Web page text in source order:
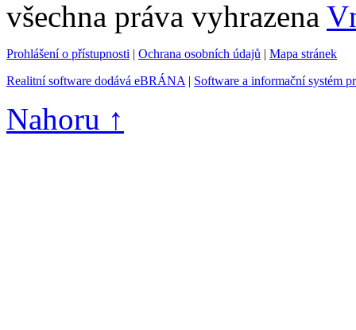
všechna práva vyhrazena
Prohlášení o přístupnosti | Ochrana osobních údajů | Mapa stránek
Realitní software dodává eBRÁNA | Software a informační systém
Nahoru ↑